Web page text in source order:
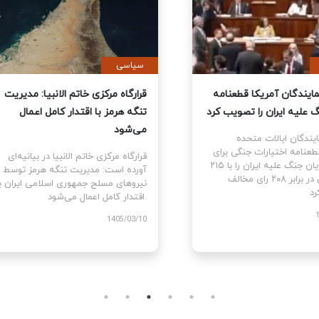
آمریکا قطعنامه
جنگ علیه ایران را تصویب کرد
ایالات متحده
قطعنامه اختیارات جنگی برای
رای موافق در برابر ۲۰۸ رای مخالف
سیاسی
قرارگاه مرکزی خاتم الانبیا:
تنگه هرمز با اقتدار کامل اعمال
می‌شود
قرارگاه مرکزی خاتم الانبیا در
آورده است: مدیریت تنگه هرمز
نیروهای مسلح جمهوری اسلامی
اقتدار کامل اعمال می‌شود.
1405/03/10